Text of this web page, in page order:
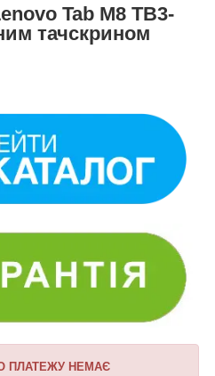
Tab M8 TB3-
тачскрином
ПЛАТЕЖУ НЕМАЄ